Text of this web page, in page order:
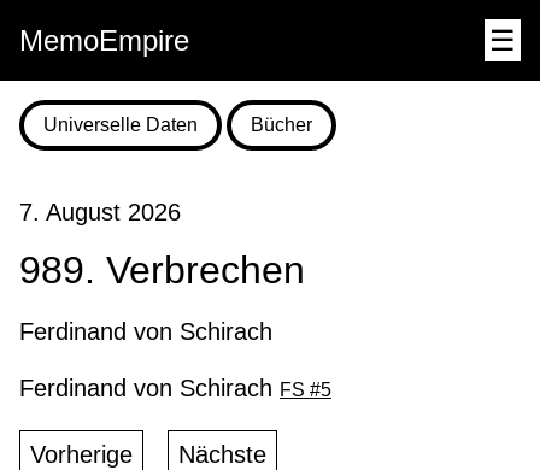
MemoEmpire ☰
Universelle Daten Bücher
7. August 2026
989. Verbrechen
Ferdinand von Schirach
Ferdinand von Schirach FS #5
Vorherige Nächste